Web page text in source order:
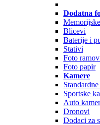
Dodatna
Blicevi
Baterije i
Stativi
Foto
Foto papir
Kamere
Sportske
Auto
Dronovi
Dodaci za